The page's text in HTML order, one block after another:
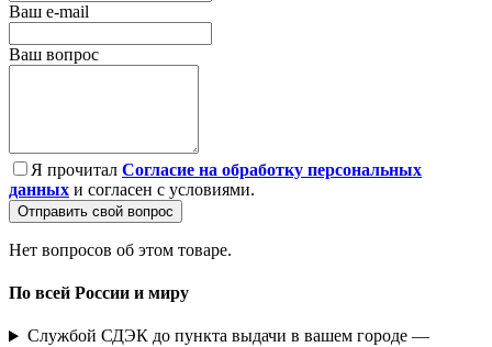
Ваш e-mail
Ваш вопрос
Я прочитал Согласие на обработку персональных
данных и согласен с условиями.
Отправить свой вопрос
Нет вопросов об этом товаре.
По всей России и миру
Службой СДЭК до пункта выдачи в вашем городе —